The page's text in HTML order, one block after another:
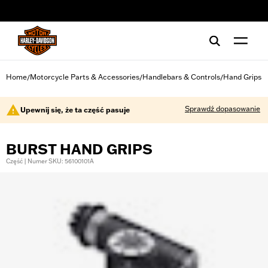
Home/Motorcycle Parts & Accessories/Handlebars & Controls/Hand Grips
Upewnij się, że ta część pasuje Sprawdź dopasowanie
BURST HAND GRIPS
Część | Numer SKU: 56100101A